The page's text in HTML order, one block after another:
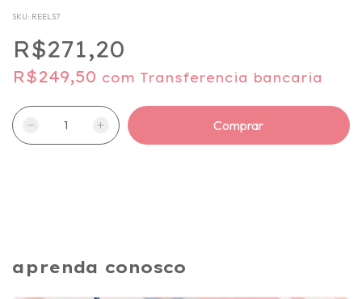
SKU: REELS7
R$271,20
R$249,50 com Transferencia bancaria
aprenda conosco